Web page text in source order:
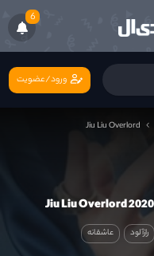
6
ورود/عضویت
Jiu Liu Overlord
رازآلود عاشقانه